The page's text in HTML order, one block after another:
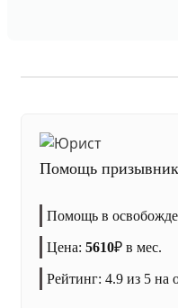
Помощь
Помощь в
Цена: 5610₽ в мес.
Рейтинг: 4.9 из 5 на